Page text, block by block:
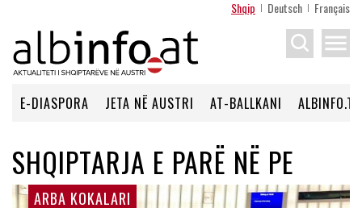
Shqip Deutsch Français
menu
E-DIASPORA JETA NË AUSTRI AT-BALLKANI ALBINFO.TV
SHQIPTARJA E PARË NË PE
ARBA KOKALARI